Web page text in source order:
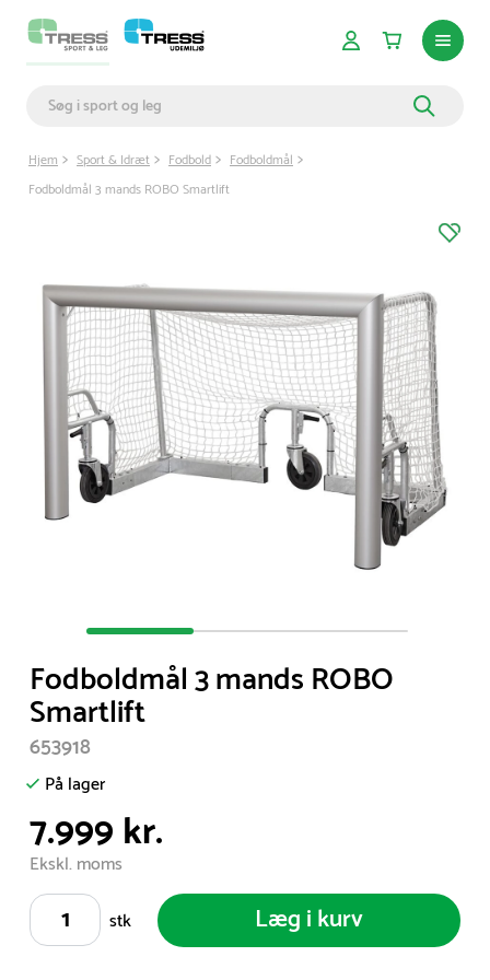
Hjem Sport & Idræt Fodbold
Fodboldmål
Fodboldmål 3 mands ROBO Smartlift
of
3
Fodboldmål 3 mands ROBO
Smartlift
653918
På lager
7.999 kr.
Ekskl. moms
stk
Læg i kurv